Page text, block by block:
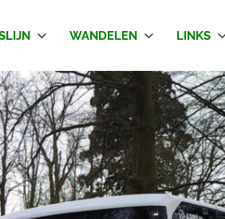
WANDELEN LINKS